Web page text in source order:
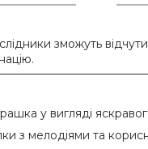
зможуть
у вигляді
з мелодіями та